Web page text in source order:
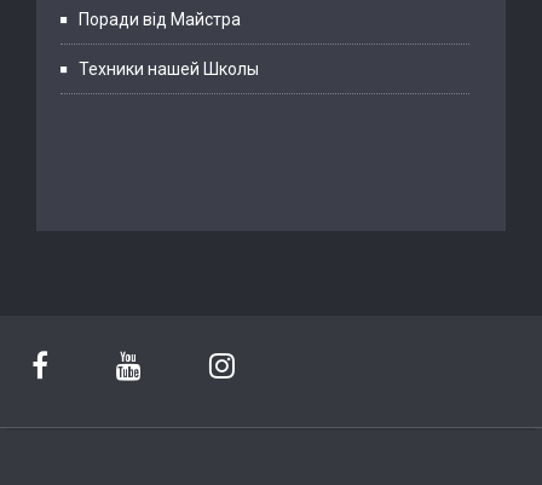
Поради від Майстра
Техники нашей Школы